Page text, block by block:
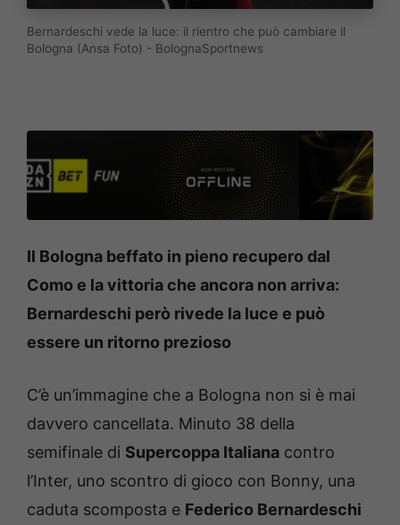
Bernardeschi vede la luce: il rientro che può cambiare il
Bologna (Ansa Foto) - BolognaSportnews
Il Bologna beffato in pieno recupero dal
Como e la vittoria che ancora non arriva:
Bernardeschi però rivede la luce e può
essere un ritorno prezioso
C’è un’immagine che a Bologna non si è mai
davvero cancellata. Minuto 38 della
semifinale di Supercoppa Italiana contro
l’Inter, uno scontro di gioco con Bonny, una
caduta scomposta e Federico Bernardeschi